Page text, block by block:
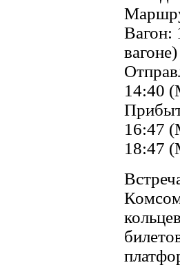
Вагон:
вагоне)
14:40
16:47
18:47